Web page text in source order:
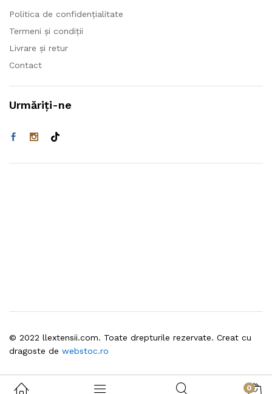
Politica de confidențialitate
Termeni și condiții
Livrare și retur
Contact
Urmăriți-ne
© 2022 llextensii.com. Toate drepturile rezervate. Creat cu
dragoste de webstoc.ro
0